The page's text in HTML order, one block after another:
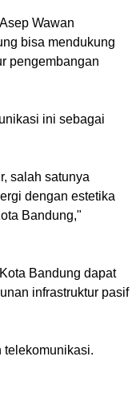
Wawan
bisa mendukung
pengembangan
ini sebagai
salah satunya
dengan estetika
Bandung,"
Bandung dapat
infrastruktur pasif
telekomunikasi.